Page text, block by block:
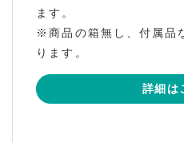
ます。
※商品の箱無し、付属品
ります。
詳細は